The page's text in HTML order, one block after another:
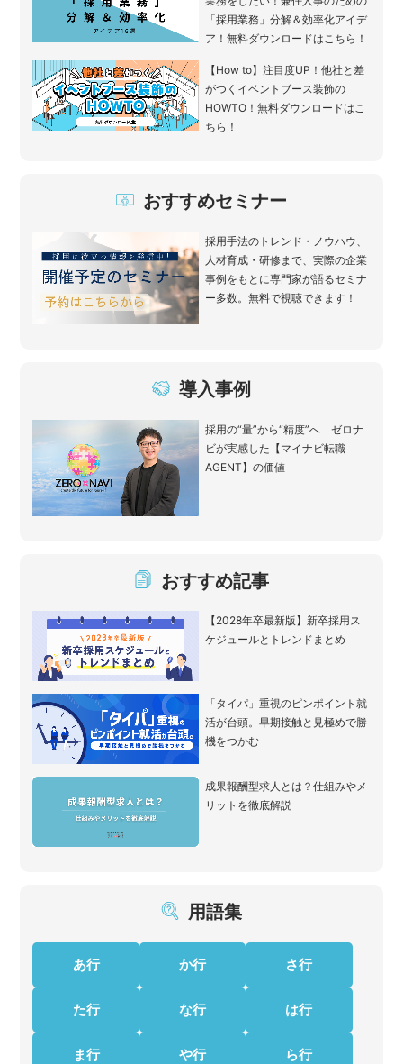
「採用業務」分解＆効率化アイデ
ア！無料ダウンロードはこちら！
【How to】注目度UP！他社と差
がつくイベントブース装飾の
HOWTO！無料ダウンロードはこ
ちら！
おすすめセミナー
採用手法のトレンド・ノウハウ、
人材育成・研修まで、実際の企業
事例をもとに専門家が語るセミナ
ー多数。無料で視聴できます！
導入事例
採用の“量”から“精度”へ ゼロナ
ビが実感した【マイナビ転職
AGENT】の価値
おすすめ記事
【2028年卒最新版】新卒採用ス
ケジュールとトレンドまとめ
「タイパ」重視のピンポイント就
活が台頭。早期接触と見極めで勝
機をつかむ
成果報酬型求人とは？仕組みやメ
リットを徹底解説
用語集
あ行 か行 さ行
た行 な行 は行
ま行 や行 ら行